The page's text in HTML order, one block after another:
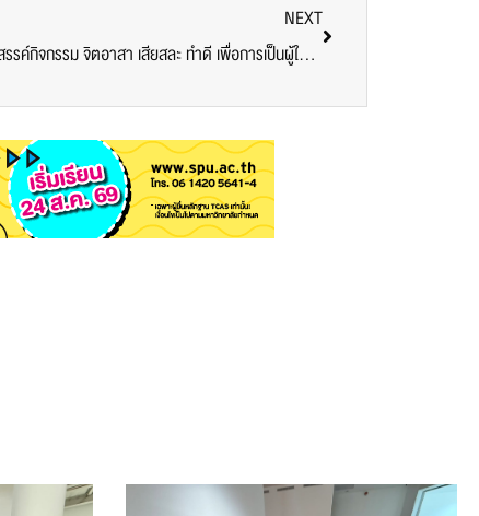
NEXT
ทูต SRIPATUM USR 2022 เดินหน้าสร้างสรรค์กิจกรรม จิตอาสา เสียสละ ทำดี เพื่อการเป็นผู้ให้ สู่สังคม